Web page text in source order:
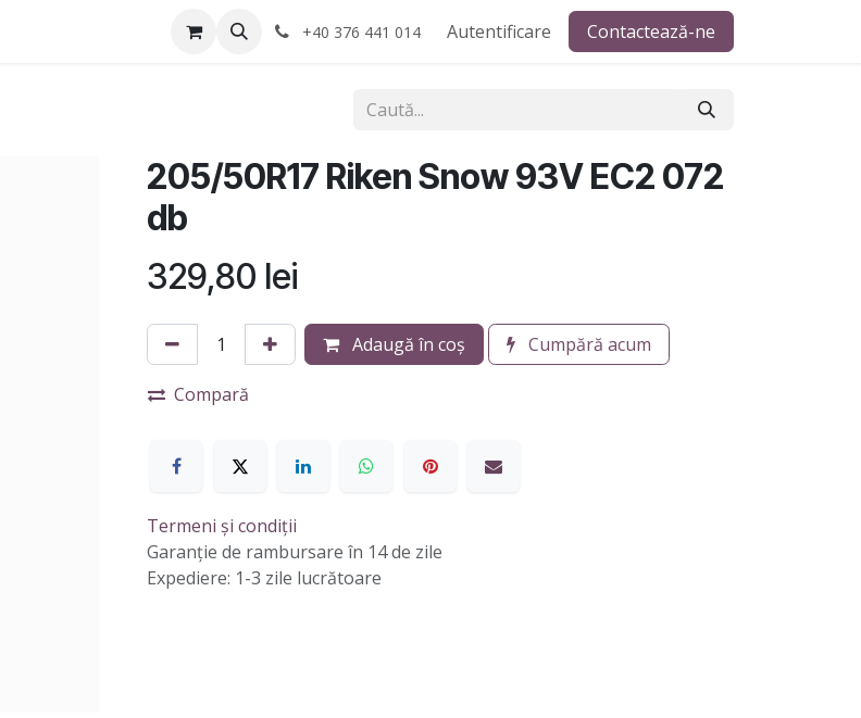
Service-uri montaj +40 376 441 014 Autentificare Contactează-ne
205/50R17 Riken Snow 93V EC2 072
db
329,80 lei
Adaugă în coș Cumpără acum
Compară
Termeni și condiții
Garanție de rambursare în 14 de zile
Expediere: 1-3 zile lucrătoare